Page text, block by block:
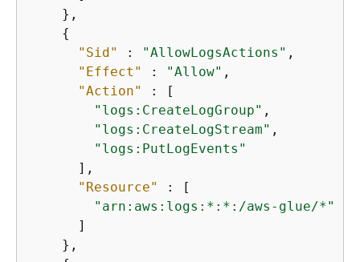
    },
{
"Sid"
: "AllowLogsActions" ,
"Effect"
: "Allow" ,
"Action"
: [
"logs:CreateLogGroup" ,
"logs:CreateLogStream" ,
"logs:PutLogEvents"
      ],
"Resource"
: [
"arn:aws:logs:*:*:/aws-glue/*"
      ]
    },